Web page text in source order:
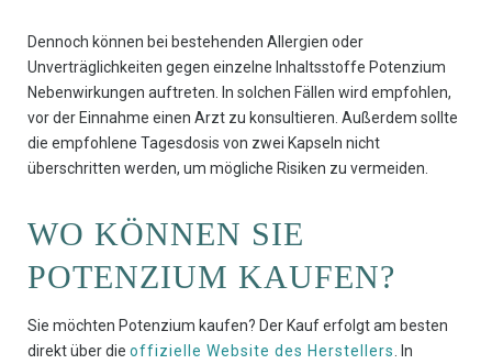
Dennoch können bei bestehenden Allergien oder
Unverträglichkeiten gegen einzelne Inhaltsstoffe Potenzium
Nebenwirkungen auftreten. In solchen Fällen wird empfohlen,
vor der Einnahme einen Arzt zu konsultieren. Außerdem sollte
die empfohlene Tagesdosis von zwei Kapseln nicht
überschritten werden, um mögliche Risiken zu vermeiden.
WO KÖNNEN SIE
POTENZIUM KAUFEN?
Sie möchten Potenzium kaufen? Der Kauf erfolgt am besten
direkt über die offizielle Website des Herstellers. In